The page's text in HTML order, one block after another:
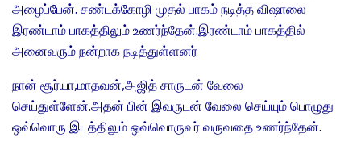
அழைப்பேன். சண்டக்கோழி முதல் பாகம் நடித்த விஷாலை
இரண்டாம் பாகத்திலும் உணர்ந்தேன்.இரண்டாம் பாகத்தில்
அனைவரும் நன்றாக நடித்துள்ளனர்
நான் சூர்யா,மாதவன்,அஜித் சாருடன் வேலை
செய்துள்ளேன்.அதன் பின் இவருடன் வேலை செய்யும் பொழுது
ஒவ்வொரு இடத்திலும் ஒவ்வொருவர் வருவதை உணர்ந்தேன்.